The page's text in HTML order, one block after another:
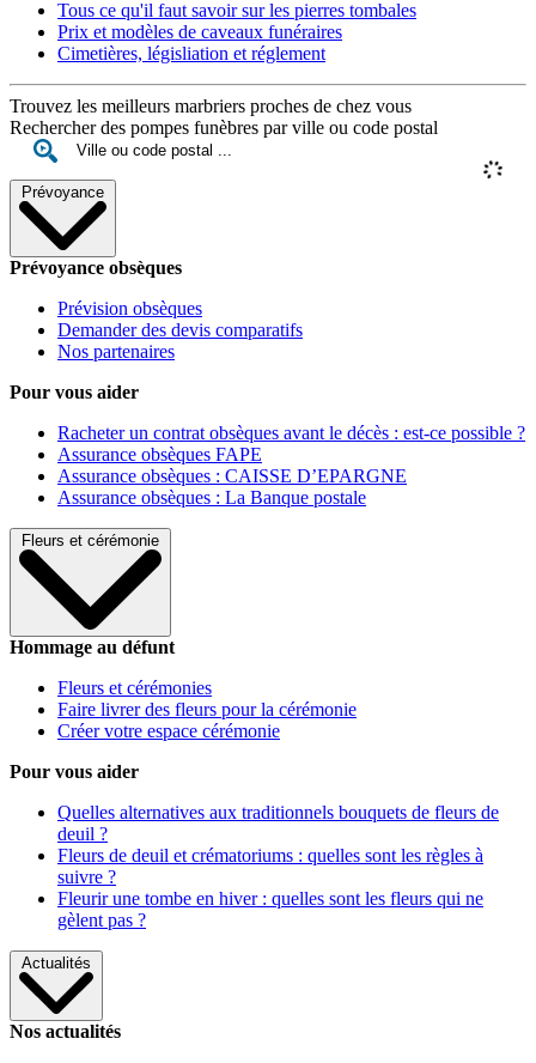
Tous ce qu'il faut savoir sur les pierres tombales
Prix et modèles de caveaux funéraires
Cimetières, législiation et réglement
Trouvez les meilleurs marbriers proches de chez vous
Rechercher des pompes funèbres par ville ou code postal
Prévoyance
Prévoyance obsèques
Prévision obsèques
Demander des devis comparatifs
Nos partenaires
Pour vous aider
Racheter un contrat obsèques avant le décès : est-ce possible ?
Assurance obsèques FAPE
Assurance obsèques : CAISSE D’EPARGNE
Assurance obsèques : La Banque postale
Fleurs et cérémonie
Hommage au défunt
Fleurs et cérémonies
Faire livrer des fleurs pour la cérémonie
Créer votre espace cérémonie
Pour vous aider
Quelles alternatives aux traditionnels bouquets de fleurs de
deuil ?
Fleurs de deuil et crématoriums : quelles sont les règles à
suivre ?
Fleurir une tombe en hiver : quelles sont les fleurs qui ne
gèlent pas ?
Actualités
Nos actualités